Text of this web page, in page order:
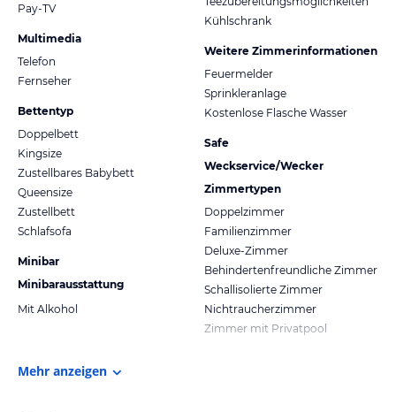
Pay-TV
Multimedia
Telefon
Fernseher
Bettentyp
Doppelbett
Kingsize
Zustellbares Babybett
Queensize
Zustellbett
Schlafsofa
Minibar
Minibarausstattung
Mit Alkohol
Kühlschrank
Weitere Zimmerinformationen
Feuermelder
Sprinkleranlage
Kostenlose Flasche Wasser
Safe
Weckservice/Wecker
Zimmertypen
Doppelzimmer
Familienzimmer
Deluxe-Zimmer
Behindertenfreundliche Zimmer
Schallisolierte Zimmer
Nichtraucherzimmer
Zimmer mit Privatpool
Mehr anzeigen